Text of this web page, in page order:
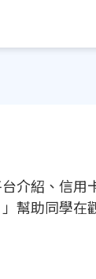
介紹、信
幫助同學